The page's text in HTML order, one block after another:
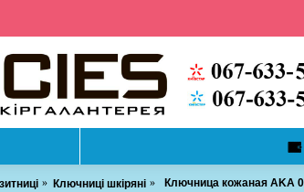
Ключниці шкіряні Ключница кожаная AKA